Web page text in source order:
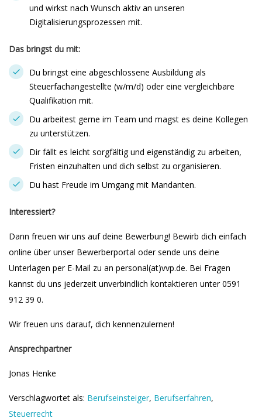
und wirkst nach Wunsch aktiv an unseren
Digitalisierungsprozessen mit.
Das bringst du mit:
Du bringst eine abgeschlossene Ausbildung als
Steuerfachangestellte (w/m/d) oder eine vergleichbare
Qualifikation mit.
Du arbeitest gerne im Team und magst es deine Kollegen
zu unterstützen.
Dir fällt es leicht sorgfältig und eigenständig zu arbeiten,
Fristen einzuhalten und dich selbst zu organisieren.
Du hast Freude im Umgang mit Mandanten.
Interessiert?
Dann freuen wir uns auf deine Bewerbung! Bewirb dich einfach
online über unser Bewerberportal oder sende uns deine
Unterlagen per E-Mail zu an personal(at)vvp.de. Bei Fragen
kannst du uns jederzeit unverbindlich kontaktieren unter 0591
912 39 0.
Wir freuen uns darauf, dich kennenzulernen!
Ansprechpartner
Jonas Henke
Verschlagwortet als: Berufseinsteiger, Berufserfahren,
Steuerrecht